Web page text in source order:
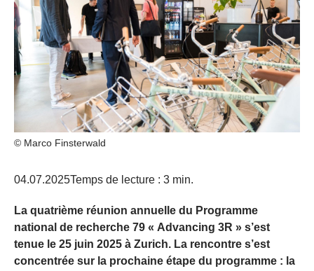
© Marco Finsterwald
04.07.2025Temps de lecture : 3 min.
La quatrième réunion annuelle du Programme
national de recherche 79 « Advancing 3R » s’est
tenue le 25 juin 2025 à Zurich. La rencontre s’est
concentrée sur la prochaine étape du programme : la